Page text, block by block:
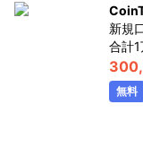
新規
合計
無料